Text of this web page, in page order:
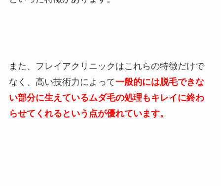
また、フレイアクリニックはこれらの特徴だけで
なく、高い技術力によって一般的には脱毛できな
い部分に生えているムダ毛の処理もキレイに終わ
らせてくれるという点が優れています。